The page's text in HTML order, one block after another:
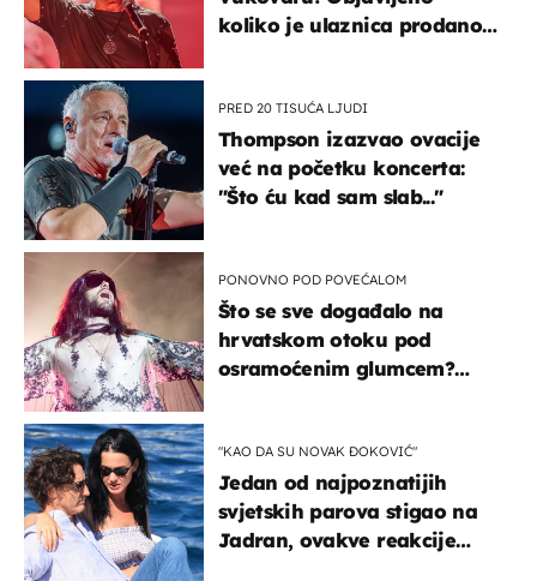
koliko je ulaznica prodano
PRED 20 TISUĆA LJUDI
Thompson izazvao ovacije
već na početku koncerta:
"Što ću kad sam slab..."
PONOVNO POD POVEĆALOM
Što se sve događalo na
hrvatskom otoku pod
osramoćenim glumcem?
"KAO DA SU NOVAK ĐOKOVIĆ"
Jedan od najpoznatijih
svjetskih parova stigao na
Jadran, ovakve reakcije